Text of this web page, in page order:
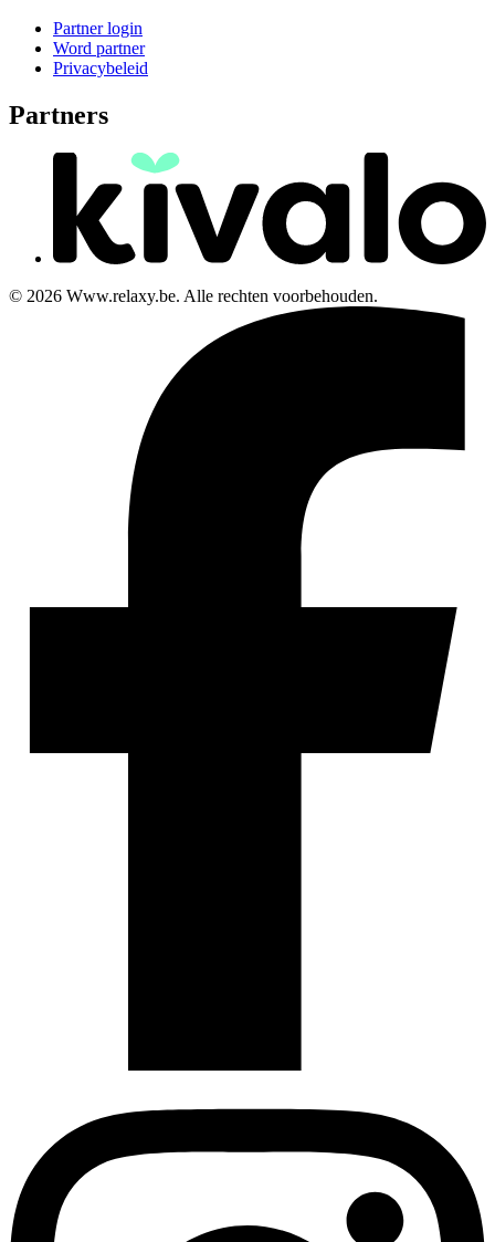
Partner login
Word partner
Privacybeleid
Partners
© 2026 Www.relaxy.be. Alle rechten voorbehouden.